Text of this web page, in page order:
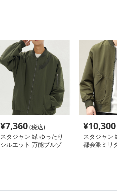
¥7,360(税込)
スタジャン 緑 ゆったり
シルエット 万能ブルゾ
¥10,300
スタジャン 緑
都会派ミリタ